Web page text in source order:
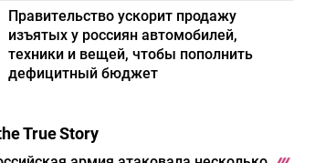
Правительство ускорит продажу
изъятых у россиян автомобилей,
техники и вещей, чтобы пополнить
дефицитный бюджет